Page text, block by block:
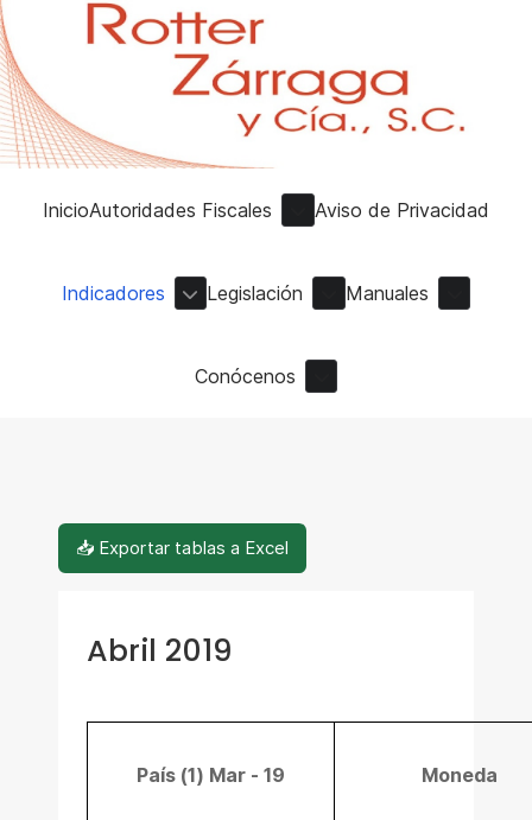
InicioAutoridades Fiscales Aviso de Privacidad
Indicadores Legislación Manuales
Conócenos
📥 Exportar tablas a Excel
Abril 2019
País (1) Mar - 19 Moneda